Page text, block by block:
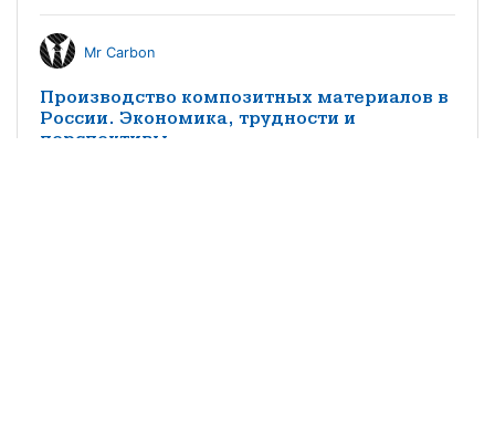
Mr Carbon
Производство композитных материалов в
России. Экономика, трудности и
перспективы